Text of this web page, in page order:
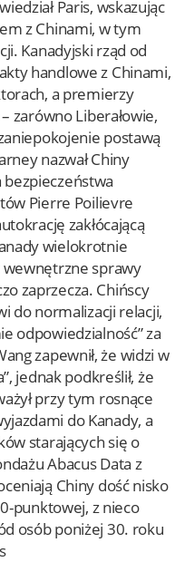
Paris, wskazując
z Chinami, w tym
Kanadyjski rząd od
handlowe z Chinami,
a premierzy
zarówno Liberałowie,
postawą
nazwał Chiny
Pierre Poilievre
zakłócającą
wielokrotnie
wewnętrzne sprawy
zaprzecza. Chińscy
do normalizacji relacji,
odpowiedzialność” za
zapewnił, że widzi w
jednak podkreślił, że
przy tym rosnące
do Kanady, a
starających się o
Abacus Data z
Chiny dość nisko
punktowej, z nieco
osób poniżej 30. roku